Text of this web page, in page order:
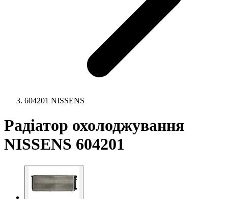
604201 NISSENS
Радіатор охолоджування
NISSENS 604201